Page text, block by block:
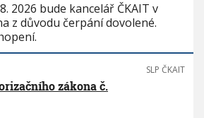
2026 bude kancelář ČKAIT v
z důvodu čerpání dovolené.
SLP ČKAIT
zákona č.